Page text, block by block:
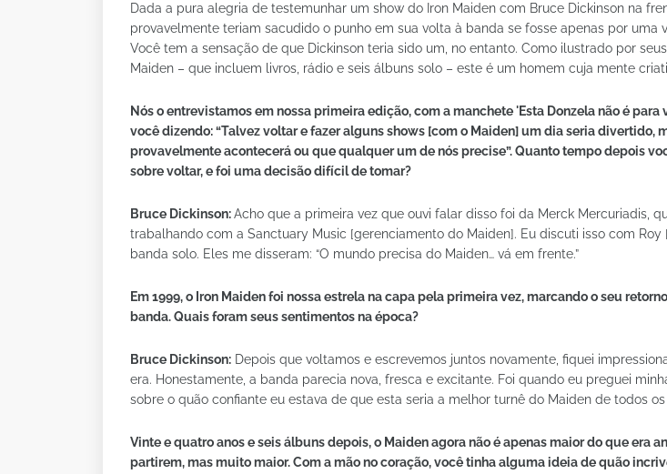
Dada a pura alegria de testemunhar um show do Iron Maiden com Bruce Dickinson na
provavelmente teriam sacudido o punho em sua volta à banda se fosse apenas por uma
Você tem a sensação de que Dickinson teria sido um, no entanto. Como ilustrado por
Maiden – que incluem livros, rádio e seis álbuns solo – este é um homem cuja mente
Nós o entrevistamos em nossa primeira edição, com a manchete 'Esta Donzela não é para
você dizendo: “Talvez voltar e fazer alguns shows [com o Maiden] um dia seria divertido,
provavelmente acontecerá ou que qualquer um de nós precise”. Quanto tempo depois
sobre voltar, e foi uma decisão difícil de tomar?
Bruce Dickinson:Acho que a primeira vez que ouvi falar disso foi da Merck Mercuriadis,
trabalhando com a Sanctuary Music [gerenciamento do Maiden]. Eu discuti isso com Roy
banda solo. Eles me disseram: “O mundo precisa do Maiden… vá em frente.”
Em 1999, o Iron Maiden foi nossa estrela na capa pela primeira vez, marcando o seu
banda. Quais foram seus sentimentos na época?
Bruce Dickinson: Depois que voltamos e escrevemos juntos novamente, fiquei
era. Honestamente, a banda parecia nova, fresca e excitante. Foi quando eu preguei
sobre o quão confiante eu estava de que esta seria a melhor turnê do Maiden de todos
Vinte e quatro anos e seis álbuns depois, o Maiden agora não é apenas maior do que era
partirem, mas muito maior. Com a mão no coração, você tinha alguma ideia de quão